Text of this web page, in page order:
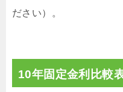
ださい）。
10年固定金利比較